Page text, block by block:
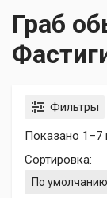
Граб
Фильтры
Показано 1–7
Сортировка: